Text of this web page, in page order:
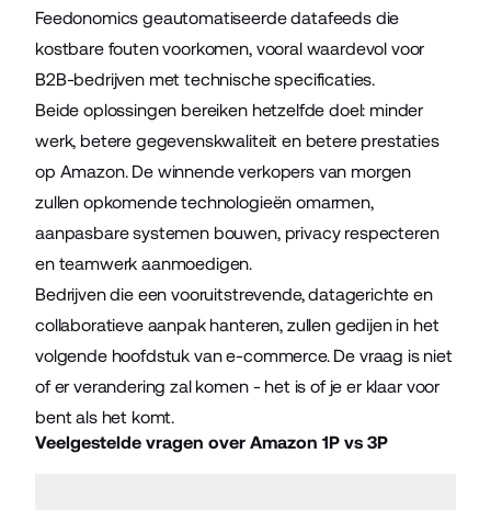
Feedonomics geautomatiseerde datafeeds die
kostbare fouten voorkomen, vooral waardevol voor
B2B-bedrijven met technische specificaties.
Beide oplossingen bereiken hetzelfde doel: minder
werk, betere gegevenskwaliteit en betere prestaties
op Amazon. De winnende verkopers van morgen
zullen opkomende technologieën omarmen,
aanpasbare systemen bouwen, privacy respecteren
en teamwerk aanmoedigen.
Bedrijven die een vooruitstrevende, datagerichte en
collaboratieve aanpak hanteren, zullen gedijen in het
volgende hoofdstuk van e-commerce. De vraag is niet
of er verandering zal komen - het is of je er klaar voor
bent als het komt.
Veelgestelde vragen over Amazon 1P vs 3P